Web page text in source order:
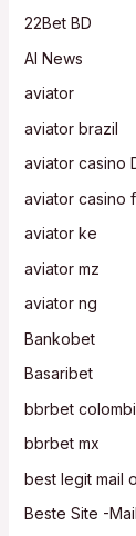
22Bet BD
AI News
aviator
aviator brazil
aviator casino
aviator casino
aviator ke
aviator mz
aviator ng
Bankobet
Basaribet
bbrbet
bbrbet mx
best legit mail
Beste Site -